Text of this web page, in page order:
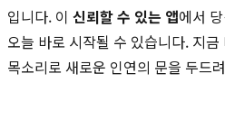
입니다. 이 신뢰할 수 있는 앱에서
오늘 바로 시작될 수 있습니다. 지
목소리로 새로운 인연의 문을 두드